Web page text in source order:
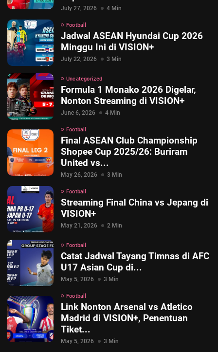
© 2026 Vision+. All rights reserved.
July 27, 2026 4 Min
Football
Jadwal ASEAN Hyundai Cup 2026
Minggu Ini di VISION+
July 22, 2026 3 Min
Uncategorized
Formula 1 Monako 2026 Digelar,
Nonton Streaming di VISION+
June 6, 2026 4 Min
Football
Final ASEAN Club Championship
Shopee Cup 2025/26: Buriram
United vs...
May 26, 2026 3 Min
Football
Streaming Final China vs Jepang di
VISION+
May 21, 2026 2 Min
Football
Catat Jadwal Tayang Timnas di AFC
U17 Asian Cup di...
May 5, 2026 3 Min
Football
Link Nonton Arsenal vs Atletico
Madrid di VISION+, Penentuan
Tiket...
May 5, 2026 3 Min